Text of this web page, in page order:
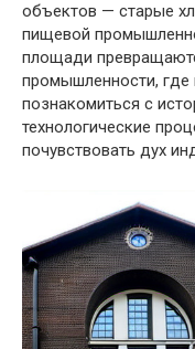
объектов — старые
пищевой
площади
промышленности, где
познакомиться с
технологические
почувствовать дух